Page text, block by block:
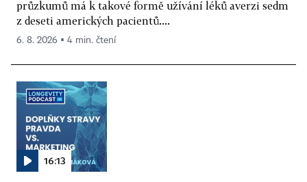
průzkumů má k takové formě užívání léků averzi sedm
z deseti amerických pacientů....
6. 8. 2026 ▪ 4 min. čtení
16:13